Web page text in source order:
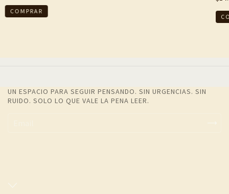
COMPRAR
UN ESPACIO PARA SEGUIR PENSANDO. SIN URGENCIAS. SIN
RUIDO. SOLO LO QUE VALE LA PENA LEER.